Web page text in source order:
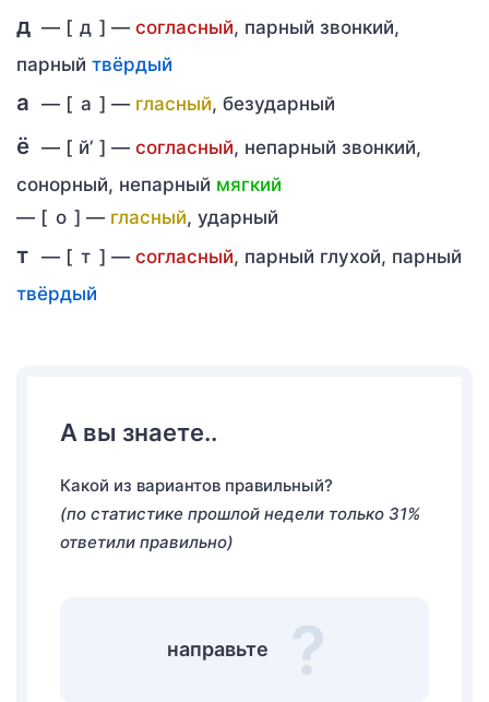
д — [ д ] — согласный, парный звонкий,
парный твёрдый
а — [ а ] — гласный, безударный
ё — [ й’ ] — согласный, непарный звонкий,
сонорный, непарный мягкий
— [ о ] — гласный, ударный
т — [ т ] — согласный, парный глухой, парный
твёрдый
А вы знаете..
Какой из вариантов правильный?
(по статистике прошлой недели только 31%
ответили правильно)
направьте